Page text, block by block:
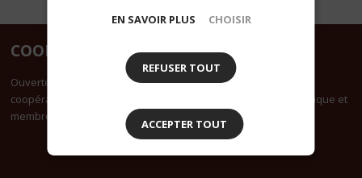
COOPNATURE
Ouverte à tous, Coop Nature est une des plus importantes
coopératives bio de France. Elle est certifiée agriculture biologique et
membre du groupement Accord Bio
EN SAVOIR PLUS CHOISIR
REFUSER TOUT
ACCEPTER TOUT